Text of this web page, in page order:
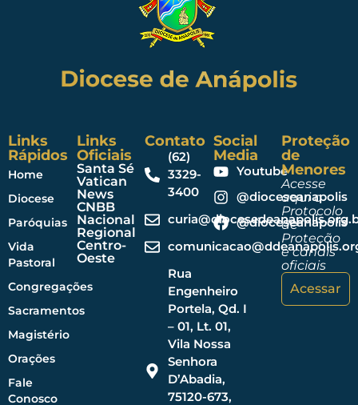
Links
Rápidos
Home
Diocese
Paróquias
Vida
Pastoral
Congregações
Sacramentos
Magistério
Orações
Fale
Conosco
Links
Oficiais
Santa Sé
Vatican
News
CNBB
Nacional
Regional
Centro-
Oeste
Contato
(62)
3329-
3400
Rua
Engenheiro
Portela, Qd. I
– 01, Lt. 01,
Vila Nossa
Senhora
D’Abadia,
75120-673,
Social
Media
Youtube
@dioceseanapolis
@dioceseanapolis
Proteção
de
Menores
Acesse
aqui o
Protocolo
de
Proteção
e canais
oficiais
Acessar